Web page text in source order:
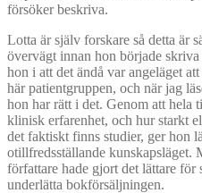
försöker beskriva.
Lotta är själv forskare så detta är
övervägt innan hon började
hon i att det ändå var angeläget
här patientgruppen, och när jag
hon har rätt i det. Genom att hela
klinisk erfarenhet, och hur starkt
det faktiskt finns studier, ger hon
otillfredsställande kunskapsläget.
författare hade gjort det lättare
underlätta bokförsäljningen.